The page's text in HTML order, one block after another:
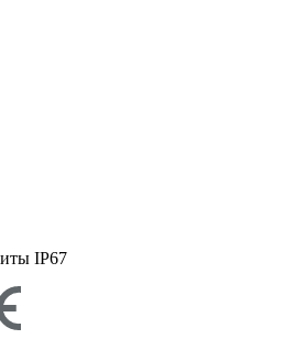
IP67